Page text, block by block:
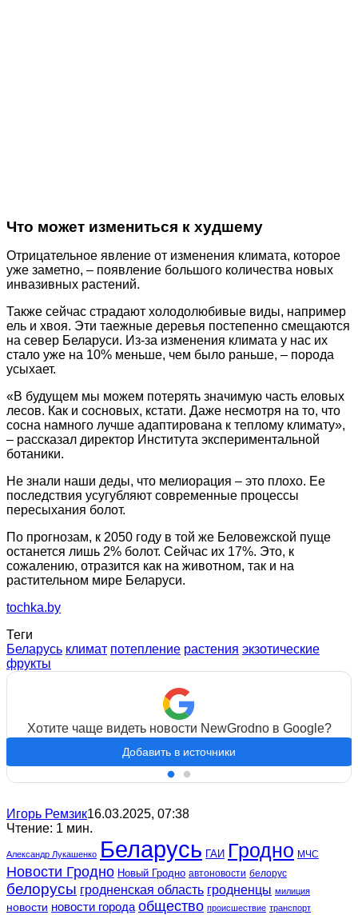
Что может измениться к худшему
Отрицательное явление от изменения климата, которое
уже заметно, – появление большого количества новых
инвазивных растений.
Также сейчас страдают холодолюбивые виды, например
ель и хвоя. Эти таежные деревья постепенно смещаются
на север Беларуси. Из-за изменения климата у нас их
стало уже на 10% меньше, чем было раньше, – порода
усыхает.
«В будущем мы можем потерять значимую часть еловых
лесов. Как и сосновых, кстати. Даже несмотря на то, что
сосна намного лучше адаптирована к теплому климату»,
– рассказал директор Института экспериментальной
ботаники.
Не знали наши деды, что мелиорация – это плохо. Ее
последствия усугубляют современные процессы
пересыхания болот.
По прогнозам, к 2050 году в той же Беловежской пуще
останется лишь 2% болот. Сейчас их 17%. Это, к
сожалению, отразится как на животном, так и на
растительном мире Беларуси.
tochka.by
Теги
Беларусь климат потепление растения экзотические
фрукты
Хотите чаще видеть новости NewGrodno в Google?
Добавить в источники
Игорь Ремзик16.03.2025, 07:38
Чтение: 1 мин.
Александр Лукашенко Беларусь ГАИ Гродно МЧС
Новости Гродно Новый Гродно автоновости белорус
белорусы гродненская область гродненцы милиция
новости новости города общество происшествие транспорт